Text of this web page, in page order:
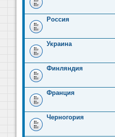
Россия
Украина
Финляндия
Франция
Черногория